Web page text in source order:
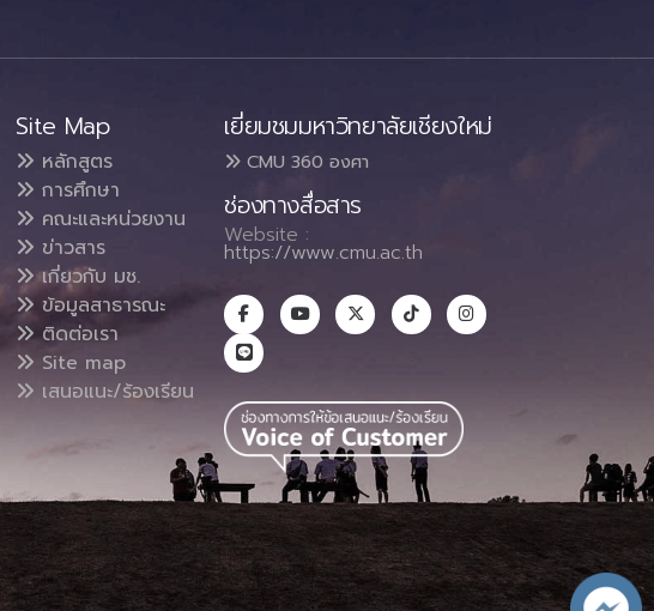
Site Map
หลักสูตร
การศึกษา
คณะและหน่วยงาน
ข่าวสาร
เกี่ยวกับ มช.
ข้อมูลสาธารณะ
ติดต่อเรา
Site map
เสนอแนะ/ร้องเรียน
เยี่ยมชมมหาวิทยาลัยเชียงใหม่
CMU 360 องศา
ช่องทางสื่อสาร
Website :
https://www.cmu.ac.th